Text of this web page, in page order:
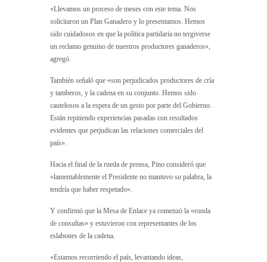
«Llevamos un proceso de meses con este tema. Nos
solicitaron un Plan Ganadero y lo presentamos. Hemos
sido cuidadosos en que la política partidaria no tergiverse
un reclamo genuino de nuestros productores ganaderos»,
agregó.
También señaló que «son perjudicados productores de cría
y tamberos, y la cadena en su conjunto. Hemos sido
cautelosos a la espera de un gesto por parte del Gobierno.
Están repitiendo experiencias pasadas con resultados
evidentes que perjudican las relaciones comerciales del
país».
Hacia el final de la rueda de prensa, Pino consideró que
«lamentablemente el Presidente no mantuvo su palabra, la
tendría que haber respetado».
Y confirmó que la Mesa de Enlace ya comenzó la «ronda
de consultas» y estuvieron con representantes de los
eslabones de la cadena.
«Estamos recorriendo el país, levantando ideas,